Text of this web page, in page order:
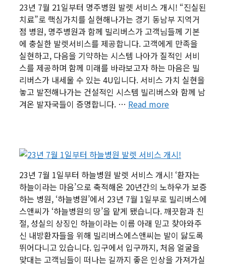
23년 7월 21일부터 명주병원 발렛 서비스 개시! “진실된
치료”로 핵심가치를 실현해나가는 경기 동남부 지역거
점 병원, 명주병원과 함께 빌리버스가 고객님들께 기본
에 충실한 발렛서비스를 제공합니다. 고객에게 만족을
실현하고, 다음을 기약하는 시스템 나아가 질적인 서비
스를 제공하며 함께 미래를 바라보고자 하는 마음은 빌
리버스가 내세울 수 있는 4U입니다. 서비스 가치 실현을
놓고 발전해나가는 건설적인 시스템 빌리버스와 함께 남
겨온 발자국들이 증명합니다. … Read more
23년 7월 1일부터 하늘병원 발렛 서비스 개시! ‘환자는
하늘이라는 마음’으로 축적해온 20년간의 노하우가 보증
하는 병원, ‘하늘병원’에서 23년 7월 1일부로 빌리버스에
스앤씨가 ‘하늘병원의 땅’을 맡게 됐습니다. 깨끗함과 친
절, 성실의 상징인 하늘이라는 이름 아래 믿고 찾아와주
신 내방환자들을 위해 빌리버스에스앤씨는 발이 닳도록
뛰어다니고 있습니다. 입구에서 입구까지, 처음 얼굴을
맞대는 고객님들이 떠나는 길까지 좋은 인상을 가져가실